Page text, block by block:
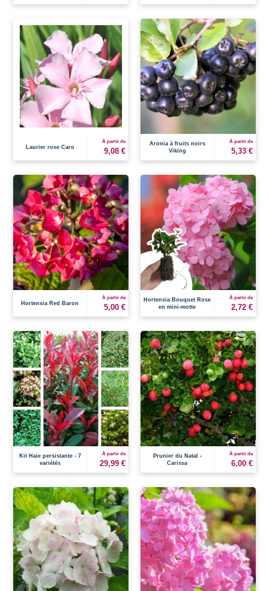
Laurier rose Caro
À partir de
9,08 €
Aronia à fruits noirs
Viking
À partir de
5,33 €
Hortensia Red Baron
À partir de
5,00 €
Hortensia Bouquet Rose
en mini-motte
À partir de
2,72 €
Kit Haie persistante - 7
variétés
À partir de
29,99 €
Prunier du Natal -
Carissa
À partir de
6,00 €